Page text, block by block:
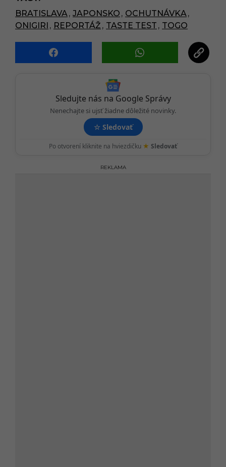
a
g
i
n
a
BRATISLAVA , JAPONSKO , OCHUTNÁVKA ,
ONIGIRI , REPORTÁŽ , TASTE TEST , TOGO
Sledujte nás na Google Správy
Nenechajte si ujsť žiadne dôležité novinky.
☆ Sledovať
Po otvorení kliknite na hviezdičku ★ Sledovať
REKLAMA